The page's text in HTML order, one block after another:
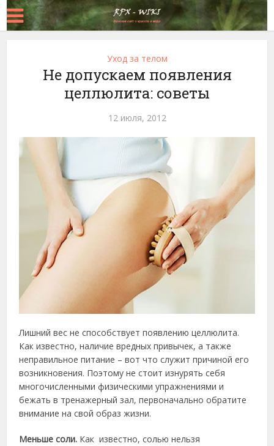
Уход за телом
Не допускаем появления
целлюлита: советы
12 июля, 2012
Лишний вес не способствует появлению целлюлита.
Как известно, наличие вредных привычек, а также
неправильное питание – вот что служит причиной его
возникновения. Поэтому не стоит изнурять себя
многочисленными физическими упражнениями и
бежать в тренажерный зал, первоначально обратите
внимание на свой образ жизни.
Меньше соли. Как известно, солью нельзя